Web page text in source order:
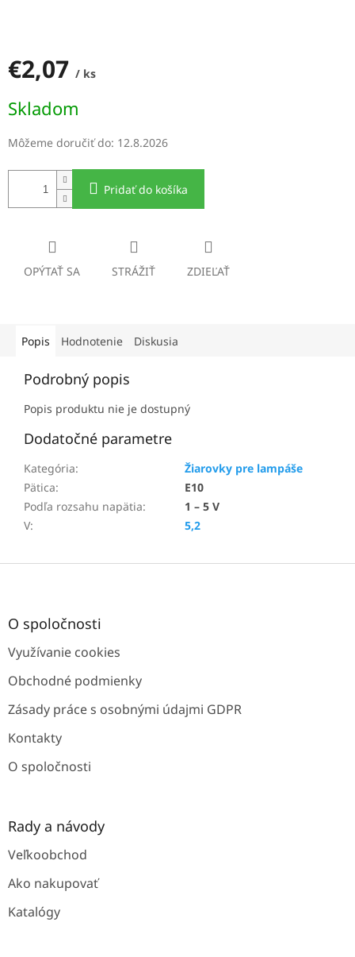
€2,07 / ks
cena:
Skladom
Môžeme doručiť do: 12.8.2026
Pridať do košíka
OPÝTAŤ SA STRÁŽIŤ ZDIEĽAŤ
Popis Hodnotenie Diskusia
Podrobný popis
Popis produktu nie je dostupný
Dodatočné parametre
Kategória:
Žiarovky pre lampáše
Pätica:
E10
Podľa rozsahu napätia:
1 – 5 V
V: 5,2
Z
O spoločnosti
Využívanie cookies
Obchodné podmienky
Zásady práce s osobnými údajmi GDPR
Kontakty
O spoločnosti
Rady a návody
Veľkoobchod
Ako nakupovať
Katalógy